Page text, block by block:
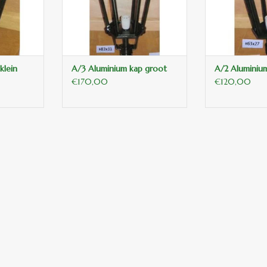
A/3 Aluminium kap groot
€170,00
A/2
€120,00